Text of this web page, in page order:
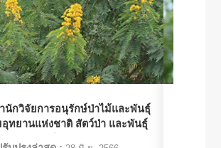
นักวิจัยการอนุรักษ์ป่าไม้และพันธุ์
ทยานแห่งชาติ สัตว์ป่า และพันธุ์